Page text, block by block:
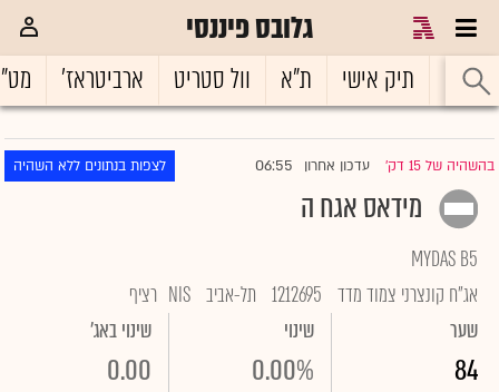
גלובס פיננסי
ראשי תיק אישי ת"א וול סטריט ארביטראז'
בהשהיה של 15 דק' |עדכון אחרון 06:55 לצפות בנתונים ללא השהיה
מידאס אגח ה
MYDAS B5
אג"ח קונצרני צמוד מדד 1212695 תל-אביב NIS רציף
שער
84
שינוי
0.00%
שינוי באג'
0.00